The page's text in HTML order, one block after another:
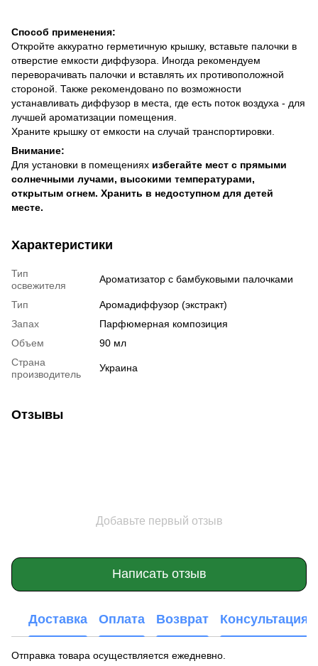
Способ применения:
Откройте аккуратно герметичную крышку, вставьте палочки в
отверстие емкости диффузора. Иногда рекомендуем
переворачивать палочки и вставлять их противоположной
стороной. Также рекомендовано по возможности
устанавливать диффузор в места, где есть поток воздуха - для
лучшей ароматизации помещения.
Храните крышку от емкости на случай транспортировки.
Внимание:
Для установки в помещениях избегайте мест с прямыми
солнечными лучами, высокими температурами,
открытым огнем. Хранить в недоступном для детей
месте.
Характеристики
Тип
освежителя
Ароматизатор с бамбуковыми палочками
Тип
Аромадиффузор (экстракт)
Запах
Парфюмерная композиция
Объем
90 мл
Страна
производитель
Украина
Отзывы
Добавьте первый отзыв
Написать отзыв
Доставка Оплата Возврат Консультация
Отправка товара осуществляется ежедневно.